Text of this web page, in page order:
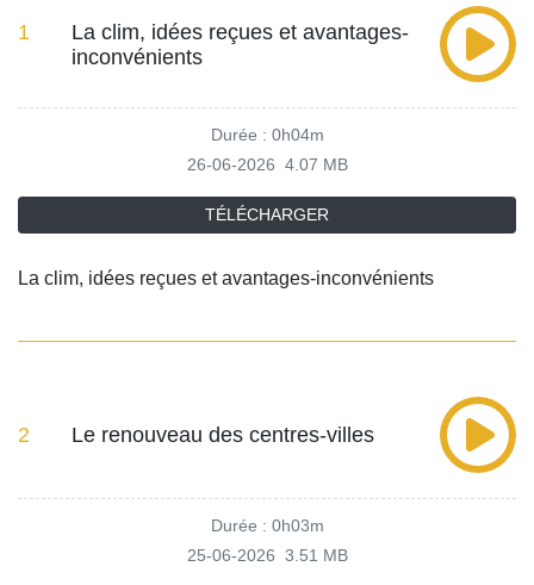
1
La clim, idées reçues et avantages-
inconvénients
Durée : 0h04m
26-06-2026 4.07 MB
TÉLÉCHARGER
La clim, idées reçues et avantages-inconvénients
2 Le renouveau des centres-villes
Durée : 0h03m
25-06-2026 3.51 MB